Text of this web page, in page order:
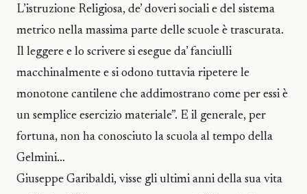
L’istruzione Religiosa, de’ doveri sociali e del sistema
metrico nella massima parte delle scuole è trascurata.
Il leggere e lo scrivere si esegue da’ fanciulli
macchinalmente e si odono tuttavia ripetere le
monotone cantilene che addimostrano come per essi è
un semplice esercizio materiale”. E il generale, per
fortuna, non ha conosciuto la scuola al tempo della
Gelmini…
Giuseppe Garibaldi, visse gli ultimi anni della sua vita